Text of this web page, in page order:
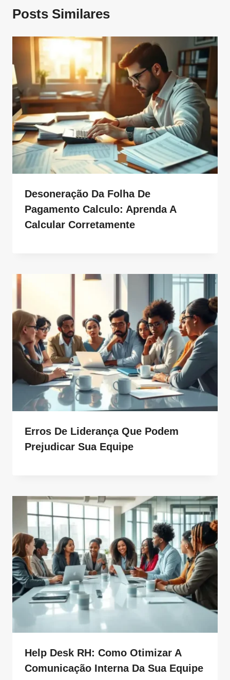
Posts Similares
Desoneração Da Folha De
Pagamento Calculo: Aprenda A
Calcular Corretamente
Erros De Liderança Que Podem
Prejudicar Sua Equipe
Help Desk RH: Como Otimizar A
Comunicação Interna Da Sua Equipe